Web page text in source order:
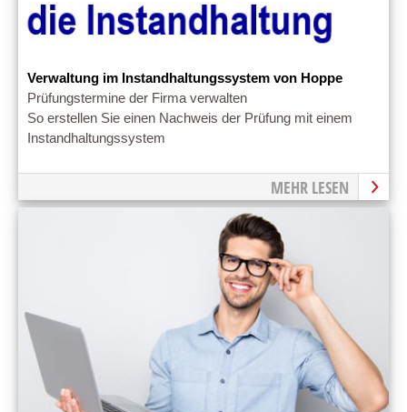
Verwaltung im Instandhaltungssystem von Hoppe
Prüfungstermine der Firma verwalten
So erstellen Sie einen Nachweis der Prüfung mit einem
Instandhaltungssystem
MEHR LESEN